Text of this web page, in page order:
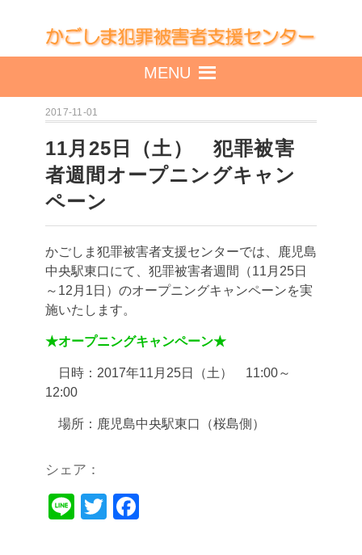
MENU
2017-11-01
11月25日（土） 犯罪被害
者週間オープニングキャン
ペーン
かごしま犯罪被害者支援センターでは、鹿児島
中央駅東口にて、犯罪被害者週間（11月25日
～12月1日）のオープニングキャンペーンを実
施いたします。
★オープニングキャンペーン★
日時：2017年11月25日（土） 11:00～
12:00
場所：鹿児島中央駅東口（桜島側）
シェア：
Li
T